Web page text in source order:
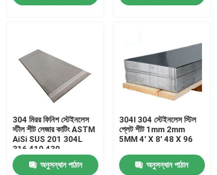
আমাদের সম্পর্কে
পণ্য
স্টেইনলেস স্টীল বৃত্তাকার টিউব
304 মিরর ফিনিশ স্টেইনলেস
স্টীল শীট লেজার কাটিং ASTM
AiSi SUS 201 304L
316 410 430
অনুসন্ধান পাঠান
304l 304 স্টেইনলেস স্টিল
প্লেট শীট 1mm 2mm
5MM 4' X 8' 48 X 96
অনুসন্ধান পাঠান